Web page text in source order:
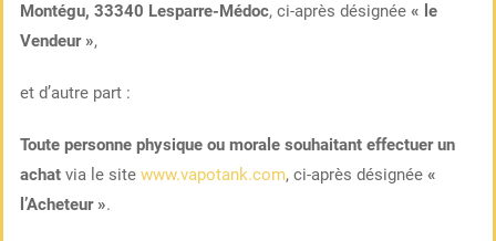
Montégu, 33340 Lesparre-Médoc, ci-après désignée « le
Vendeur »,
et d’autre part :
Toute personne physique ou morale souhaitant effectuer un
achatvia le site www.vapotank.com, ci-après désignée «
l’Acheteur ».